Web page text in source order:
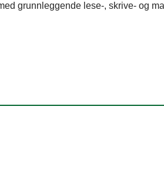
grunnleggende lese-, skrive- og